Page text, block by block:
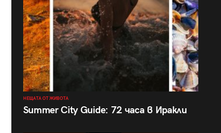
НЕЩАТА ОТ ЖИВОТА
Summer City Guide: 72 часа в Иракли